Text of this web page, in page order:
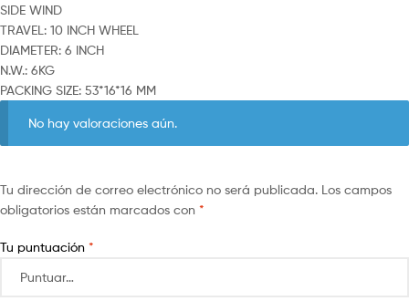
SIDE WIND
TRAVEL: 10 INCH WHEEL
DIAMETER: 6 INCH
N.W.: 6KG
PACKING SIZE: 53*16*16 MM
No hay valoraciones aún.
Tu dirección de correo electrónico no será publicada. Los campos
obligatorios están marcados con *
Tu puntuación *